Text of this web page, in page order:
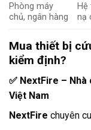
Phòng máy
chủ, ngân hàng
nạ
Mua thiết bị
kiểm định?
✅ NextFire –
Việt Nam
NextFire chuyên